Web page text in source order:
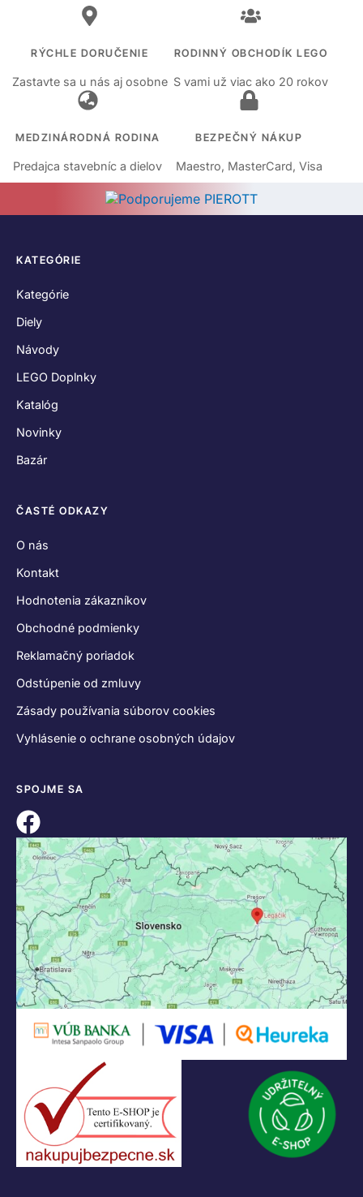
RÝCHLE DORUČENIE
Zastavte sa u nás aj osobne
RODINNÝ OBCHODÍK LEGO
S vami už viac ako 20 rokov
MEDZINÁRODNÁ RODINA
Predajca stavebníc a dielov
BEZPEČNÝ NÁKUP
Maestro, MasterCard, Visa
KATEGÓRIE
Kategórie
Diely
Návody
LEGO Doplnky
Katalóg
Novinky
Bazár
ČASTÉ ODKAZY
O nás
Kontakt
Hodnotenia zákazníkov
Obchodné podmienky
Reklamačný poriadok
Odstúpenie od zmluvy
Zásady používania súborov cookies
Vyhlásenie o ochrane osobných údajov
SPOJME SA